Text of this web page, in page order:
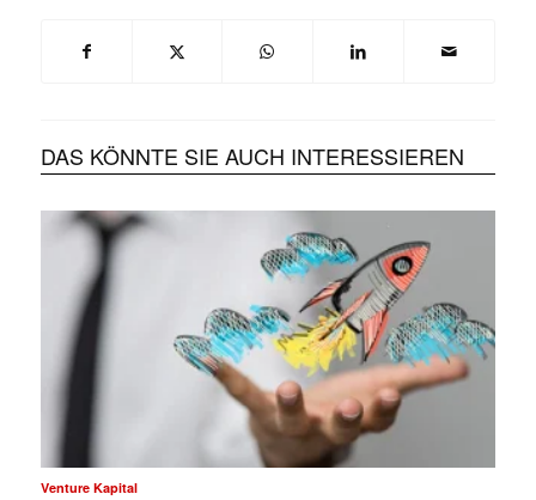
DAS KÖNNTE SIE AUCH INTERESSIEREN
Venture Kapital